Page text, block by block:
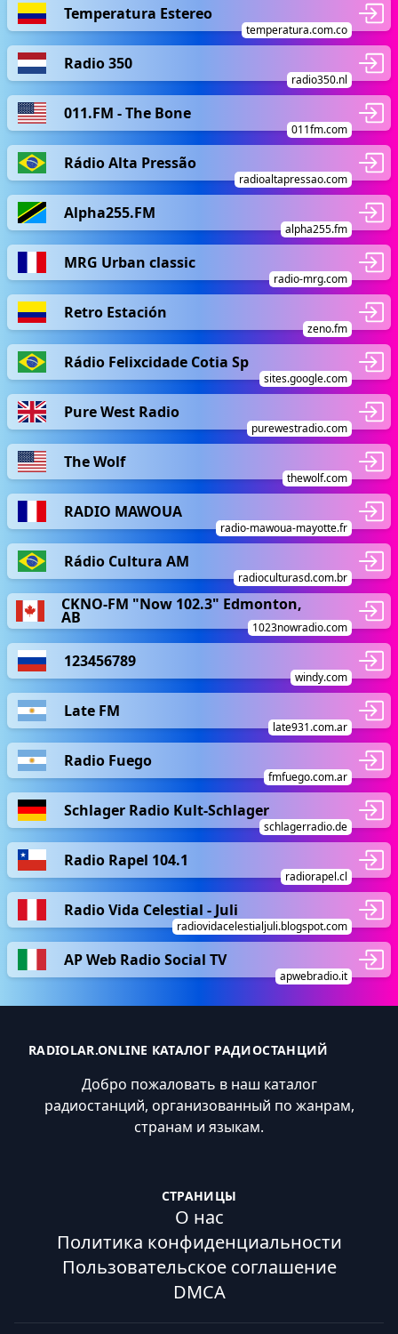
Temperatura Estereo
temperatura.com.co
Radio 350
radio350.nl
011.FM - The Bone
011fm.com
Rádio Alta Pressão
radioaltapressao.com
Alpha255.FM
alpha255.fm
MRG Urban classic
radio-mrg.com
Retro Estación
zeno.fm
Rádio Felixcidade Cotia Sp
sites.google.com
Pure West Radio
purewestradio.com
The Wolf
thewolf.com
RADIO MAWOUA
radio-mawoua-mayotte.fr
Rádio Cultura AM
radioculturasd.com.br
CKNO-FM "Now 102.3" Edmonton,
AB
1023nowradio.com
123456789
windy.com
Late FM
late931.com.ar
Radio Fuego
fmfuego.com.ar
Schlager Radio Kult-Schlager
schlagerradio.de
Radio Rapel 104.1
radiorapel.cl
Radio Vida Celestial - Juli
radiovidacelestialjuli.blogspot.com
AP Web Radio Social TV
apwebradio.it
RADIOLAR.ONLINE КАТАЛОГ РАДИОСТАНЦИЙ
Добро пожаловать в наш каталог
радиостанций, организованный по жанрам,
странам и языкам.
СТРАНИЦЫ
О нас
Политика конфиденциальности
Пользовательское соглашение
DMCA